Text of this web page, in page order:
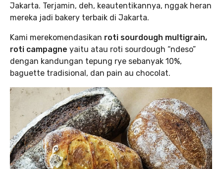
Jakarta. Terjamin, deh, keautentikannya, nggak heran
mereka jadi bakery terbaik di Jakarta.
Kami merekomendasikan roti sourdough multigrain,
roti campagne yaitu atau roti sourdough “ndeso”
dengan kandungan tepung rye sebanyak 10%,
baguette tradisional, dan pain au chocolat.